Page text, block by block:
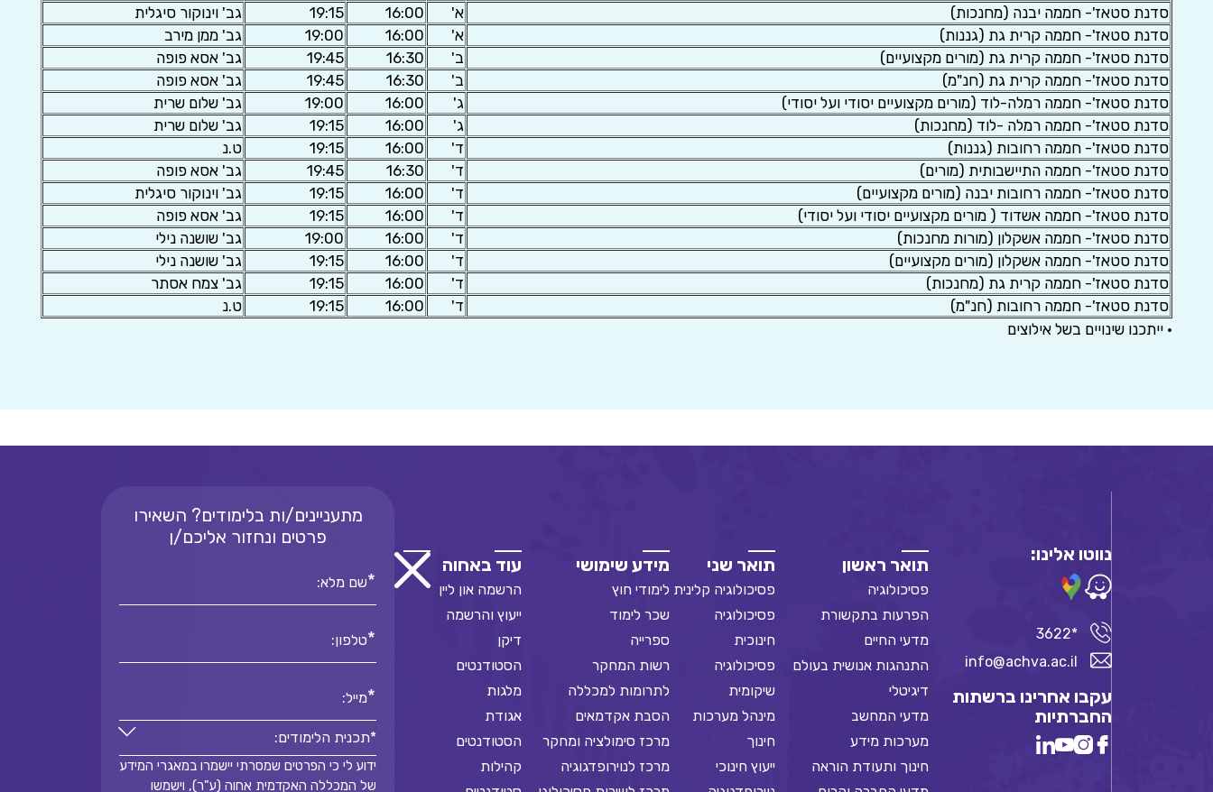
סדנת סטאז'- חממה יבנה (מחנכות)
א' 16:00
19:15
גב' וינוקור סיגלית
סדנת סטאז'- חממה קרית גת (גננות)
א' 16:00
19:00
גב' ממן מירב
סדנת סטאז'- חממה קרית גת (מורים מקצועיים)
ב' 16:30
19:45
גב' אסא פופה
סדנת סטאז'- חממה קרית גת (חנ"מ)
ב' 16:30
19:45
גב' אסא פופה
סדנת סטאז'- חממה רמלה-לוד (מורים מקצועיים יסודי ועל יסודי)
ג' 16:00
19:00
גב' שלום שרית
סדנת סטאז'- חממה רמלה -לוד (מחנכות)
ג' 16:00
19:15
גב' שלום שרית
סדנת סטאז'- חממה רחובות (גננות)
ד' 16:00
19:15
ט.נ
סדנת סטאז'- חממה התיישבותית (מורים)
ד' 16:30
19:45
גב' אסא פופה
סדנת סטאז'- חממה רחובות יבנה (מורים מקצועיים)
ד' 16:00
19:15
גב' וינוקור סיגלית
סדנת סטאז'- חממה אשדוד ( מורים מקצועיים יסודי ועל יסודי)
ד' 16:00
19:15
גב' אסא פופה
סדנת סטאז'- חממה אשקלון (מורות מחנכות)
ד' 16:00
19:00
גב' שושנה נילי
סדנת סטאז'- חממה אשקלון (מורים מקצועיים)
ד' 16:00
19:15
גב' שושנה נילי
סדנת סטאז'- חממה קרית גת (מחנכות)
ד' 16:00
19:15
גב' צמח אסתר
סדנת סטאז'- חממה רחובות (חנ"מ)
ד' 16:00
19:15
ט.נ
• ייתכנו שינויים בשל אילוצים
נווטו אלינו:
*3622
info@achva.ac.il
עקבו אחרינו ברשתות
החברתיות
תואר ראשון
פסיכולוגיה
הפרעות בתקשורת
מדעי החיים
התנהגות אנושית בעולם
דיגיטלי
מדעי המחשב
מערכות מידע
חינוך ותעודת הוראה
תואר שני
פסיכולוגיה קלינית
פסיכולוגיה
חינוכית
פסיכולוגיה
שיקומית
מינהל מערכות
חינוך
ייעוץ חינוכי
מידע שימושי
לימודי חוץ
שכר לימוד
ספרייה
רשות המחקר
לתרומות למכללה
הסבת אקדמאים
מרכז סימולציה ומחקר
מרכז לנוירופדגוגיה
עוד באחוה
הרשמה און ליין
ייעוץ והרשמה
דיקן
הסטודנטים
מלגות
אגודת
הסטודנטים
קהילות
מתעניינים/ות בלימודים? השאירו
פרטים ונחזור אליכם/ן
שם מלא:*
טלפון:*
מייל:*
*תכנית הלימודים:
*תכנית הלימודים:
ידוע לי כי הפרטים שמסרתי יישמרו במאגרי המידע
של המכללה האקדמית אחוה (ע"ר), וישמשו